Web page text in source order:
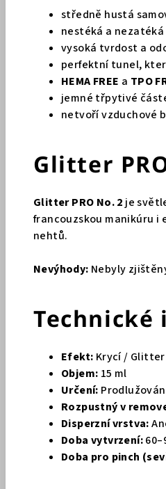
středně hustá
nestéká a
vysoká tvrdost a
perfektní tunel,
HEMA FREE a TPO
jemné třpytivé
netvoří vzduchové
Glitter
Glitter PRO No. 2 je
francouzskou manikúru i
nehtů.
Nevýhody: Nebyly
Technické
Efekt: Krycí / Glitter
Objem: 15 ml
Určení:
Rozpustný v
Disperzní vrstva:
Doba vytvrzení:
Doba pro pinch